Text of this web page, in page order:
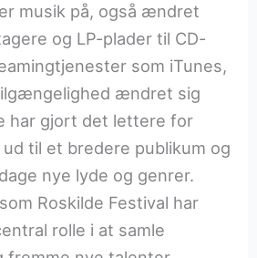
musik på, også ændret
og LP-plader til CD-
som iTunes,
ændret sig
har gjort det lettere for
til et bredere publikum og
nye lyde og genrer.
Roskilde Festival har
rolle i at samle